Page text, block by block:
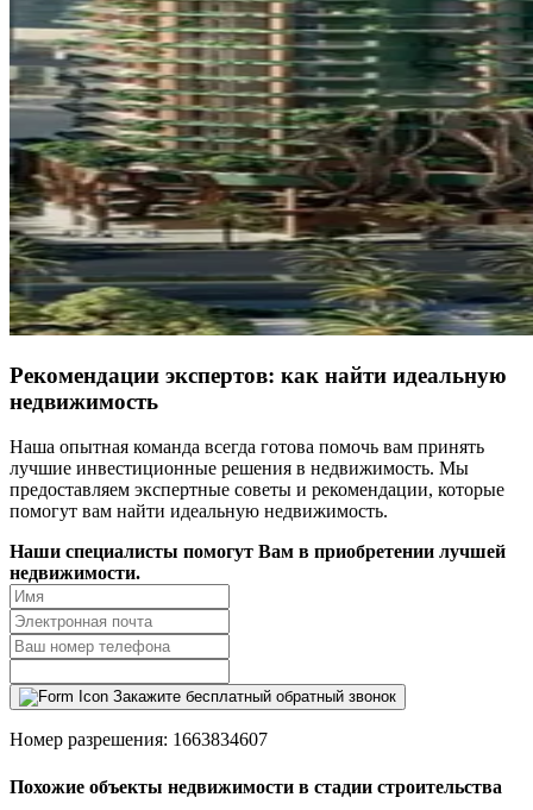
Рекомендации экспертов: как найти идеальную
недвижимость
Наша опытная команда всегда готова помочь вам принять
лучшие инвестиционные решения в недвижимость. Мы
предоставляем экспертные советы и рекомендации, которые
помогут вам найти идеальную недвижимость.
Наши специалисты помогут Вам в приобретении лучшей
недвижимости.
Закажите бесплатный обратный звонок
Номер разрешения: 1663834607
Похожие объекты недвижимости в стадии строительства